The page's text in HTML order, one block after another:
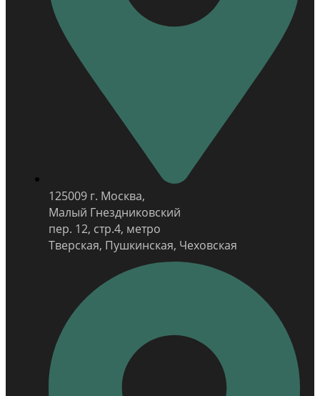
125009 г. Москва,
Малый Гнездниковский
пер. 12, стр.4, метро
Тверская, Пушкинская, Чеховская